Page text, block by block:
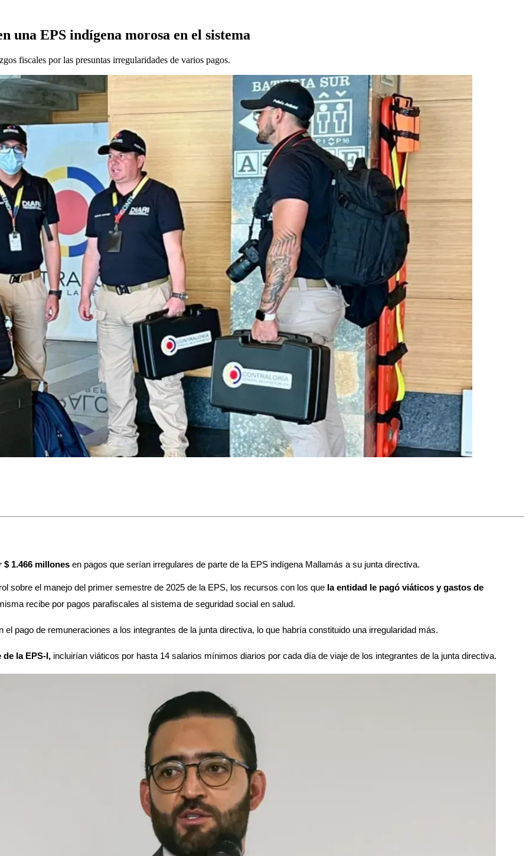
una EPS indígena morosa en el sistema
fiscales por las presuntas irregularidades de varios pagos.
1.466 millones en pagos que serían irregulares de parte de la EPS indígena Mallamás a su junta directiva.
sobre el manejo del primer semestre de 2025 de la EPS, los recursos con los que la entidad le pagó viáticos y gastos de
recibe por pagos parafiscales al sistema de seguridad social en salud.
pago de remuneraciones a los integrantes de la junta directiva, lo que habría constituido una irregularidad más.
la EPS-I, incluirían viáticos por hasta 14 salarios mínimos diarios por cada día de viaje de los integrantes de la junta directiva.